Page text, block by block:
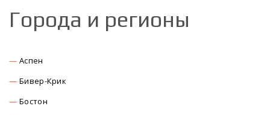
Города и регионы
Аспен
Бивер-Крик
Бостон